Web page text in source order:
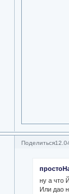
Поделиться
ну а что
Или дао